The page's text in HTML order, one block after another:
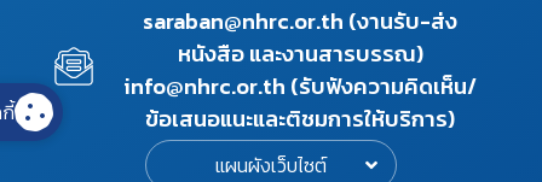
saraban@nhrc.or.th (งานรับ-ส่ง
หนังสือ และงานสารบรรณ)
info@nhrc.or.th (รับฟังความคิดเห็น/
ข้อเสนอแนะและติชมการให้บริการ)
แผนผังเว็บไซต์